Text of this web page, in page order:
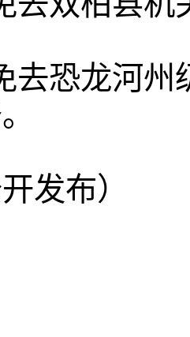
去恐龙河州
发布）